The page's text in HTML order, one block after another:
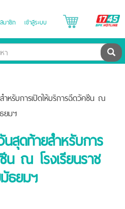
มาชิก เข้าสู่ระบบ
ค้น
หรับการเปิดให้บริการฉีดวัคซีน ณ
ยมฯ
สุดท้ายสำหรับการ
น ณ โรงเรียนราช
ธยมฯ